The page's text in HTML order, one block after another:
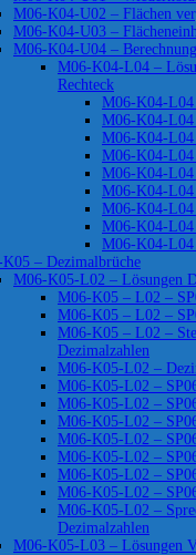
M06-K04-U02 – Flächen
M06-K04-U03 –
M06-K04-U04 –
M06-K04-L04 –
Rechteck
M06-K04-L04
M06-K04-L04
M06-K04-L04
M06-K04-L04
M06-K04-L04
M06-K04-L04
M06-K04-L04
M06-K04-L04
M06-K04-L04
– Dezimalbrüche
M06-K05-L02 – Lösungen
M06-K05 – L02 –
M06-K05 – L02 –
M06-K05 – L02 –
Dezimalzahlen
M06-K05-L02 –
M06-K05-L02 –
M06-K05-L02 –
M06-K05-L02 –
M06-K05-L02 –
M06-K05-L02 –
M06-K05-L02 –
M06-K05-L02 –
M06-K05-L02 –
Dezimalzahlen
M06-K05-L03 – Lösungen